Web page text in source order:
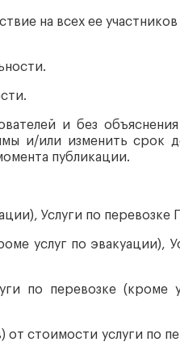
на всех ее участников
и без
и/или изменить срок
публикации.
Услуги по перевозке
услуг по эвакуации),
по перевозке (кроме
от стоимости услуги по